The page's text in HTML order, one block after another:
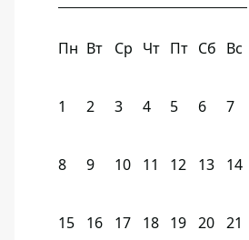
Пн Вт Ср Чт Пт Сб Вс
1 2 3 4 5 6 7
8 9 10 11 12 13 14
15 16 17 18 19 20 21